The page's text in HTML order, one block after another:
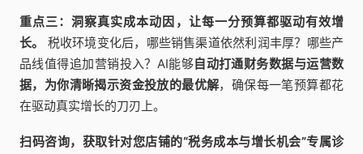
重点三：洞察真实成本动因，让每一分预算都驱动有效增
长。
税收环境变化后，哪些销售渠道依然利润丰厚？哪些产
品线值得追加营销投入？AI能够自动打通财务数据与运营数
据，为你清晰揭示资金投放的最优解，确保每一笔预算都花
在驱动真实增长的刀刃上。
扫码咨询，获取针对您店铺的“税务成本与增长机会”专属诊